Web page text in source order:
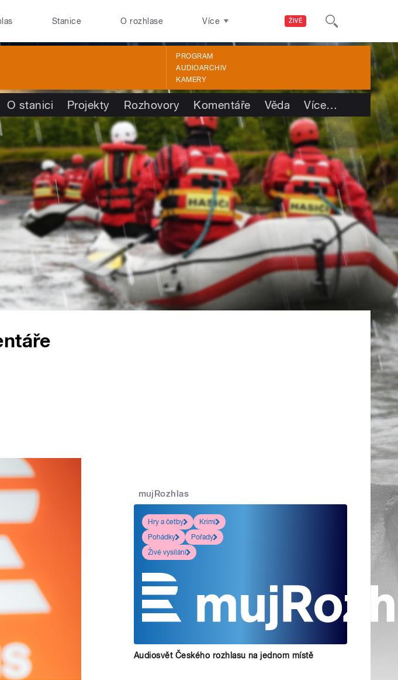
ŽIVĚ
Stanice O rozhlase Více
PROGRAM
AUDIOARCHIV
KAMERY
O stanici Projekty Rozhovory Komentáře Věda Více…
mujRozhlas
Hry a četby
Krimi
Pohádky
Pořady
Živé vysílání
Audiosvět Českého rozhlasu na jednom místě